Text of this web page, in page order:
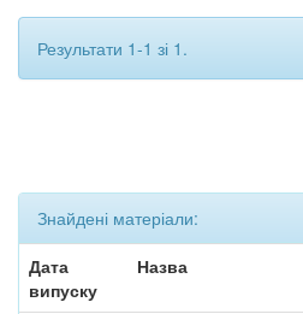
Результати 1-1 зі 1.
Знайдені матеріали:
Дата
випуску
Назва